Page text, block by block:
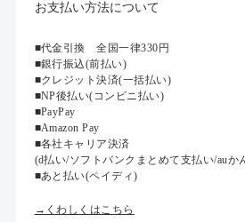
お支払い方法について
■代金引換 全国一律330円
■銀行振込(前払い)
■クレジット決済(一括払い)
■NP後払い(コンビニ払い)
■PayPay
■Amazon Pay
■各社キャリア決済
(d払い/ソフトバンクまとめて支払い/auか
■あと払い(ペイディ)
→くわしくはこちら